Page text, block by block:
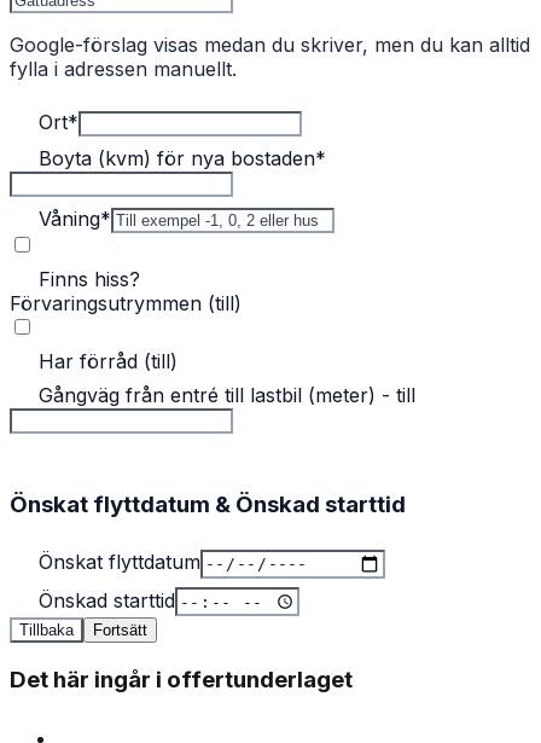
Google-förslag visas medan du skriver, men du kan alltid
fylla i adressen manuellt.
Ort*
Boyta (kvm) för nya bostaden*
Våning*
Finns hiss?
Förvaringsutrymmen (till)
Har förråd (till)
Gångväg från entré till lastbil (meter) - till
Önskat flyttdatum & Önskad starttid
Önskat flyttdatum
Önskad starttid
Tillbaka Fortsätt
Det här ingår i offertunderlaget